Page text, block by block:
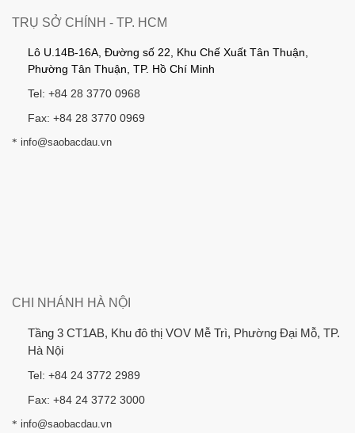
TRỤ SỞ CHÍNH - TP. HCM
Lô U.14B-16A, Đường số 22, Khu Chế Xuất Tân Thuận,
Phường Tân Thuận, TP. Hồ Chí Minh
Tel: +84 28 3770 0968
Fax: +84 28 3770 0969
* info@saobacdau.vn
CHI NHÁNH HÀ NỘI
Tầng 3 CT1AB, Khu đô thị VOV Mễ Trì, Phường Đại Mỗ, TP.
Hà Nội
Tel: +84 24 3772 2989
Fax: +84 24 3772 3000
* info@saobacdau.vn